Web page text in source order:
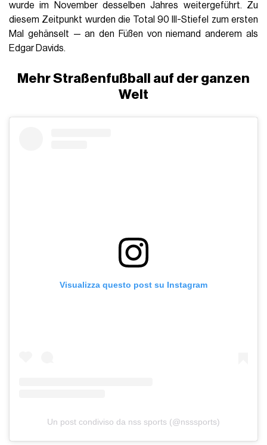
wurde im November desselben Jahres weitergeführt. Zu
diesem Zeitpunkt wurden die Total 90 III-Stiefel zum ersten
Mal gehänselt — an den Füßen von niemand anderem als
Edgar Davids.
Mehr Straßenfußball auf der ganzen
Welt
Visualizza questo post su Instagram
Un post condiviso da nss sports (@nsssports)